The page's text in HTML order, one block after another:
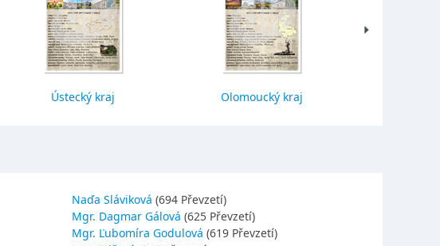
Ústecký kraj Olomoucký kraj
Naďa Sláviková (694 Převzetí)
Mgr. Dagmar Gálová (625 Převzetí)
Mgr. Ľubomíra Godulová (619 Převzetí)